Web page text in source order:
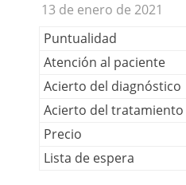
13 de enero de 2021
Puntualidad
Atención al paciente
Acierto del diagnóstico
Acierto del tratamiento
Precio
Lista de espera